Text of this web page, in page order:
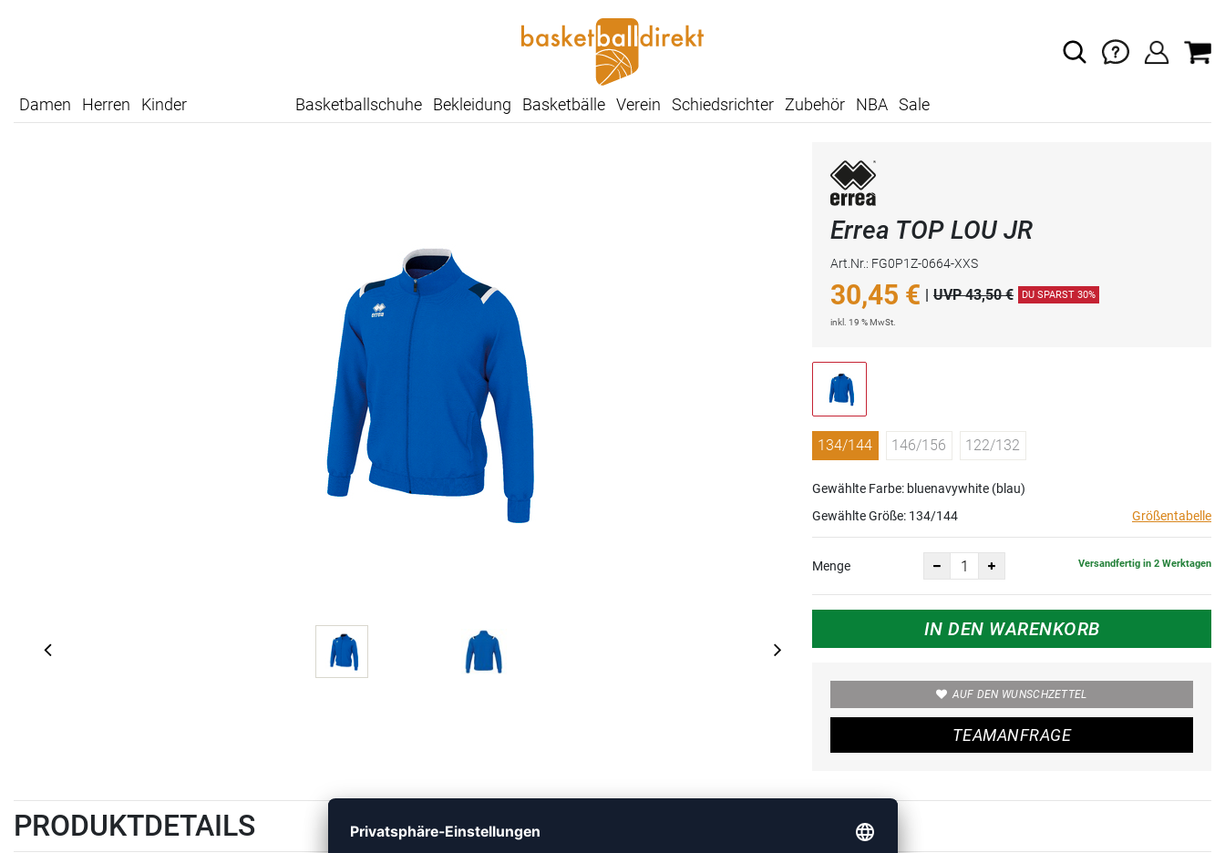
Damen Herren Kinder Basketballschuhe Bekleidung Basketbälle Verein Schiedsrichter Zubehör NBA Sale
Errea TOP LOU JR
Art.Nr.: FG0P1Z-0664-XXS
30,45 € | UVP 43,50 € DU SPARST 30%
inkl. 19 % MwSt.
134/144 146/156 122/132
Gewählte Farbe: bluenavywhite (blau)
Gewählte Größe: 134/144 Größentabelle
Menge Versandfertig in 2 Werktagen
IN DEN WARENKORB
AUF DEN WUNSCHZETTEL
TEAMANFRAGE
PRODUKTDETAILS